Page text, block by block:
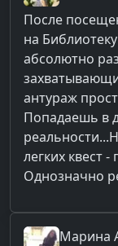
После
на
абсолютно
антураж
Попадаешь в
легких квест
Однозначно
Марина